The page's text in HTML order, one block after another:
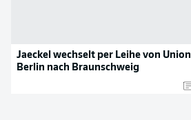
Jaeckel wechselt per Leihe von Union
Berlin nach Braunschweig